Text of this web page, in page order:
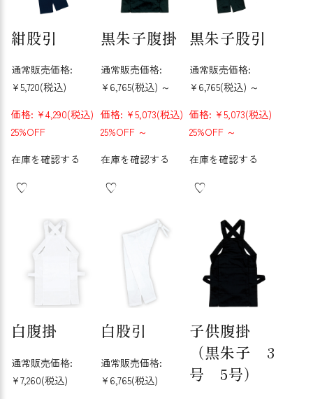
紺股引
通常販売価格:
¥5,720(税込)
価格: ¥4,290(税込)
25%OFF
在庫を確認する
黒朱子腹掛
通常販売価格:
¥6,765(税込) ～
価格: ¥5,073(税込)
25%OFF ～
在庫を確認する
黒朱子股引
通常販売価格:
¥6,765(税込) ～
価格: ¥5,073(税込)
25%OFF ～
在庫を確認する
白腹掛
通常販売価格:
¥7,260(税込)
白股引
通常販売価格:
¥6,765(税込)
子供腹掛
（黒朱子 3
号 5号）